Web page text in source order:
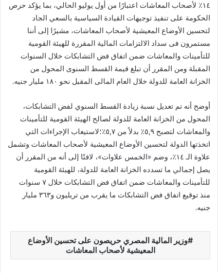
١٤٪ لأصحاب المعاشات اعتبارًا من أول يوليو الحالي، بما يؤكد حرص
الحكومة على تنفيذ توجيهات القيادة السياسية بالسعي الجاد
لتحسين الأوضاع المعيشية لأصحاب المعاشات، مشيرًا إلى أننا
مستمرون فى سداد الالتزامات المالية المقررة للهيئة القومية
للتأمينات والمعاشات ضمن اتفاق فض التشابكات خلال السنوات
المقبلة ومن المقرر أن تبلغ قيمة القسط السنوى المحول من
الخزانة العامة للدولة خلال العام المالى المقبل نحو ١٨٠ مليار جنيه.
أوضح أنه تم تعديل نسبة زيادة القسط السنوي لفض التشابكات،
المحول من الخزانة العامة للدولة لصالح الهيئة القومية للتأمينات
والمعاشات لتصبح ٥,٩٪ بدلاً من ٥,٧٪؛لاستيعاب الإجراءات التي
اتخذتها الدولة لتحسين الأوضاع المعيشية لأصحاب المعاشات وتشمل
علاوة الـ ١٤٪، وضم «الخمس علاوات»، لافتًا إلى أنه من المقرر أن
يصل إجمالي ما تسدده الخزانة العامة للدولة، للهيئة القومية
للتأمينات والمعاشات ضمن اتفاق فض التشابكات خلال ٧ سنوات
منذ توقيع اتفاق فض التشابكات ما يقرب من تريليون و٣٦٣ مليار
جنيه.
وزير المالية المصري حريصون على تحسين الأوضاع
المعيشية لأصحاب المعاشات